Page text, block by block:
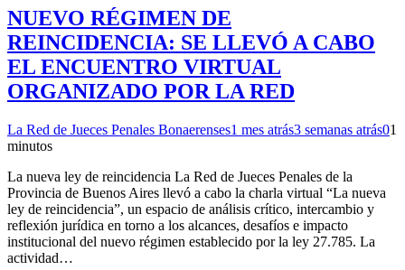
NUEVO RÉGIMEN DE
REINCIDENCIA: SE LLEVÓ A CABO
EL ENCUENTRO VIRTUAL
ORGANIZADO POR LA RED
La Red de Jueces Penales Bonaerenses1 mes atrás3 semanas atrás01
minutos
La nueva ley de reincidencia La Red de Jueces Penales de la
Provincia de Buenos Aires llevó a cabo la charla virtual “La nueva
ley de reincidencia”, un espacio de análisis crítico, intercambio y
reflexión jurídica en torno a los alcances, desafíos e impacto
institucional del nuevo régimen establecido por la ley 27.785. La
actividad…